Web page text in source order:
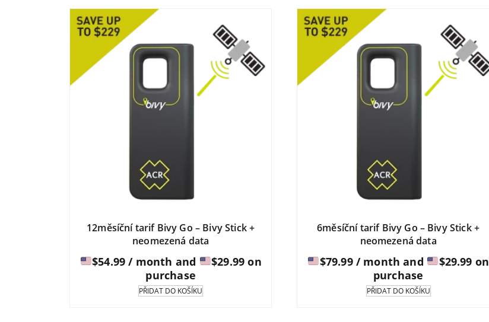
12měsíční tarif Bivy Go – Bivy Stick +
neomezená data
$54.99 / month and $29.99 on
purchase
PŘIDAT DO KOŠÍKU
6měsíční tarif Bivy Go – Bivy Stick +
neomezená data
$79.99 / month and $29.99 on
purchase
PŘIDAT DO KOŠÍKU